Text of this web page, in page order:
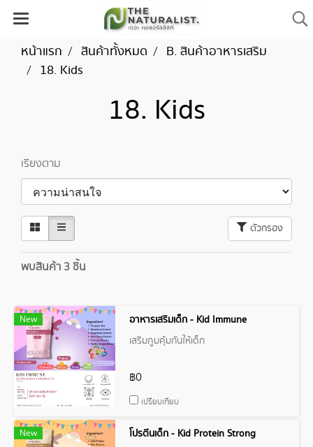
หน้าแรก สินค้าทั้งหมด
B. สินค้าอาหารเสริม
18. Kids
18. Kids
เรียงตาม
ตัวกรอง
พบสินค้า 3 ชิ้น
New
อาหารเสริมเด็ก - Kid Immune
เสริมภูมคุ้มกันให้เด็ก
฿0
เปรียบเทียบ
New
โปรตีนเด็ก - Kid Protein Strong